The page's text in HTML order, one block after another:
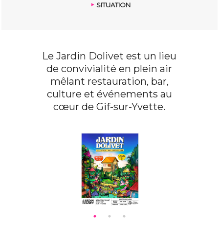
SITUATION
Le Jardin Dolivet est un lieu
de convivialité en plein air
mêlant restauration, bar,
culture et événements au
cœur de Gif-sur-Yvette.